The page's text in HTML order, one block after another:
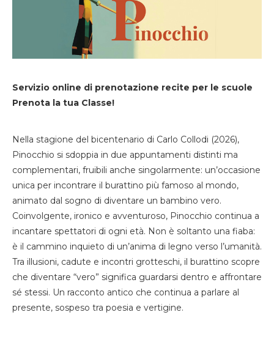
Servizio online di prenotazione recite per le scuole
Prenota la tua Classe!
Nella stagione del bicentenario di Carlo Collodi (2026),
Pinocchio si sdoppia in due appuntamenti distinti ma
complementari, fruibili anche singolarmente: un’occasione
unica per incontrare il burattino più famoso al mondo,
animato dal sogno di diventare un bambino vero.
Coinvolgente, ironico e avventuroso, Pinocchio continua a
incantare spettatori di ogni età. Non è soltanto una fiaba:
è il cammino inquieto di un’anima di legno verso l’umanità.
Tra illusioni, cadute e incontri grotteschi, il burattino scopre
che diventare “vero” significa guardarsi dentro e affrontare
sé stessi. Un racconto antico che continua a parlare al
presente, sospeso tra poesia e vertigine.